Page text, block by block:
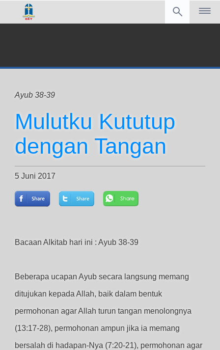
Ayub 38-39
Mulutku Kututup
dengan Tangan
5 Juni 2017
Bacaan Alkitab hari ini : Ayub 38-39
Beberapa ucapan Ayub secara langsung memang
ditujukan kepada Allah, baik dalam bentuk
permohonan agar Allah turun tangan menolongnya
(13:17-28), permohonan ampun jika ia memang
bersalah di hadapan-Nya (7:20-21), permohonan agar